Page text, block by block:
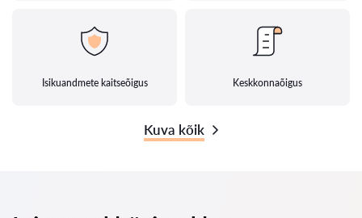
Isikuandmete kaitseõigus Keskkonnaõigus
Kuva kõik